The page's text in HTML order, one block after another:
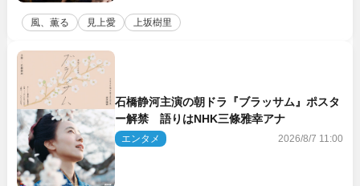
風、薫る 見上愛 上坂樹里
石橋静河主演の朝ドラ『ブラッサム』ポスタ
ー解禁 語りはNHK三條雅幸アナ
エンタメ 2026/8/7 11:00